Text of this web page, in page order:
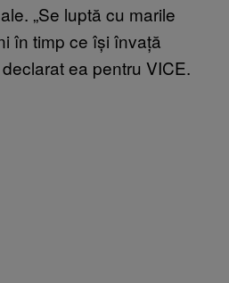
„Se luptă cu marile
în timp ce își învață
ea pentru VICE.